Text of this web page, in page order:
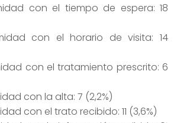
con el tiempo de espera: 18
con el horario de visita: 14
con el tratamiento prescrito: 6
con la alta: 7 (2,2%)
con el trato recibido: 11 (3,6%)